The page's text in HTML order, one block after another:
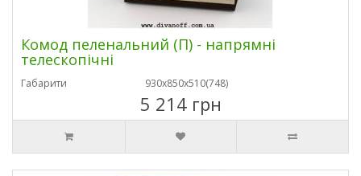
Комод пеленальний (П) - напрямні
телескопічні
Габарити 930х850х510(748)
5 214 грн